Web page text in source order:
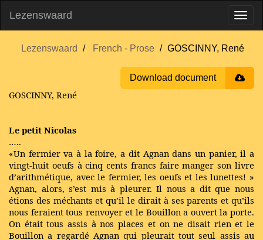
Lezenswaard
Lezenswaard French - Prose GOSCINNY, René
Download document
GOSCINNY, René
Le petit Nicolas
…..
«Un fermier va à la foire, a dit Agnan dans un panier, il a
vingt-huit oeufs à cinq cents francs faire manger son livre
d’arithmétique, avec le fermier, les oeufs et les lunettes! »
Agnan, alors, s’est mis à pleurer. Il nous a dit que nous
étions des méchants et qu’il le dirait à ses parents et qu’ils
nous feraient tous renvoyer et le Bouillon a ouvert la porte.
On était tous assis à nos places et on ne disait rien et le
Bouillon a regardé Agnan qui pleurait tout seul assis au